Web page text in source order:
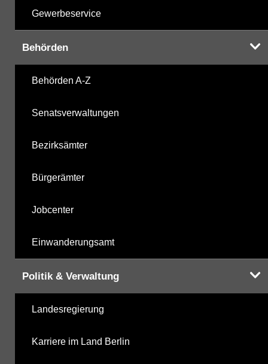
Gewerbeservice
Behörden
Behörden A-Z
Senatsverwaltungen
Bezirksämter
Bürgerämter
Jobcenter
Einwanderungsamt
Politik & Verwaltung
Landesregierung
Karriere im Land Berlin